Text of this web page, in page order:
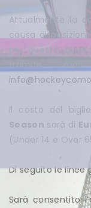
Attualmente la
causa
per questo
tramite
Il costo del
Season sarà di
(Under 14 e Over
Di seguito le linee
Sarà consentito